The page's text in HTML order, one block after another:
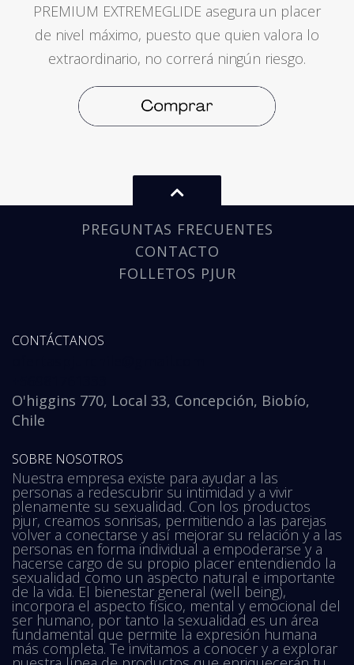
PREMIUM EXTREMEGLIDE asegura un placer
de nivel máximo, puesto que quien valora lo
extraordinario, no correrá ningún riesgo.
PREGUNTAS FRECUENTES
CONTACTO
FOLLETOS PJUR
CONTÁCTANOS
O'higgins 770, Local 33, Concepción, Biobío,
Chile
SOBRE NOSOTROS
Nuestra empresa existe para ayudar a las
personas a redescubrir su intimidad y a vivir
plenamente su sexualidad. Con los productos
pjur, creamos sonrisas, permitiendo a las parejas
volver a conectarse y así mejorar su relación y a las
personas en forma individual a empoderarse y a
hacerse cargo de su propio placer entendiendo la
sexualidad como un aspecto natural e importante
de la vida. El bienestar general (well being),
incorpora el aspecto físico, mental y emocional del
ser humano, por tanto la sexualidad es un área
fundamental que permite la expresión humana
más completa. Te invitamos a conocer y a explorar